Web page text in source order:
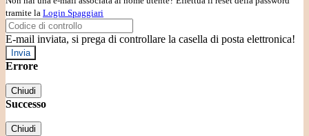
tramite la Login Spaggiari
E-mail inviata, si prega di controllare la casella di posta elettronica!
Errore
Chiudi
Successo
Chiudi